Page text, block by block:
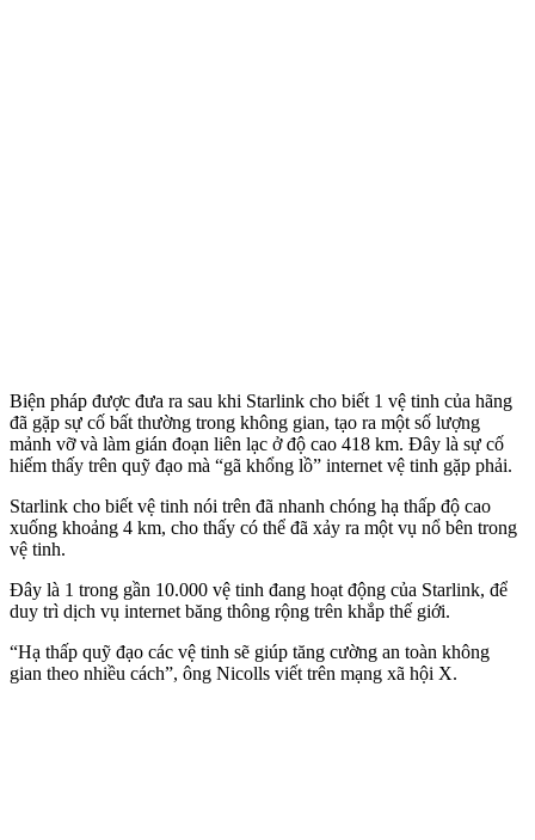
Biện pháp được đưa ra sau khi Starlink cho biết 1 vệ tinh của hãng
đã gặp sự cố bất thường trong không gian, tạo ra một số lượng
mảnh vỡ và làm gián đoạn liên lạc ở độ cao 418 km. Đây là sự cố
hiếm thấy trên quỹ đạo mà “gã khổng lồ” internet vệ tinh gặp phải.
Starlink cho biết vệ tinh nói trên đã nhanh chóng hạ thấp độ cao
xuống khoảng 4 km, cho thấy có thể đã xảy ra một vụ nổ bên trong
vệ tinh.
Đây là 1 trong gần 10.000 vệ tinh đang hoạt động của Starlink, để
duy trì dịch vụ internet băng thông rộng trên khắp thế giới.
“Hạ thấp quỹ đạo các vệ tinh sẽ giúp tăng cường an toàn không
gian theo nhiều cách”, ông Nicolls viết trên mạng xã hội X.